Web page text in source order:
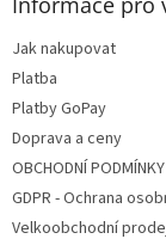
Jak nakupovat
Platba
Platby GoPay
Doprava a ceny
OBCHODNÍ PODMÍNKY
GDPR - Ochrana
Velkoobchodní